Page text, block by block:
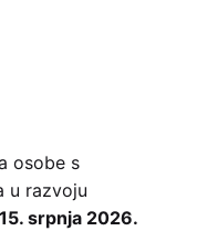
osobe s
u razvoju
15. srpnja 2026.